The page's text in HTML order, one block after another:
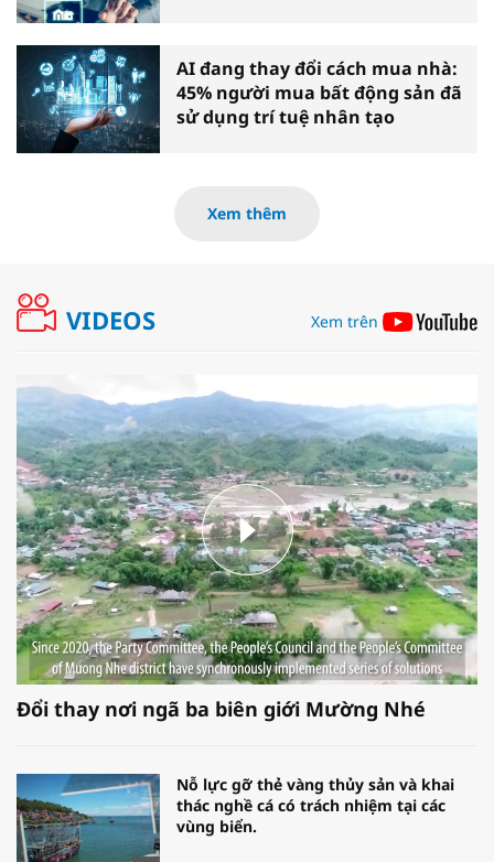
AI đang thay đổi cách mua nhà:
45% người mua bất động sản đã
sử dụng trí tuệ nhân tạo
Xem thêm
VIDEOS Xem trên
Đổi thay nơi ngã ba biên giới Mường Nhé
Nỗ lực gỡ thẻ vàng thủy sản và khai
thác nghề cá có trách nhiệm tại các
vùng biển.